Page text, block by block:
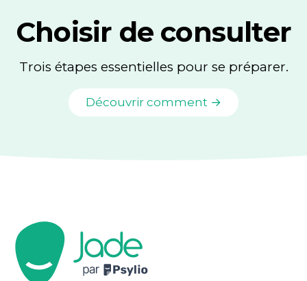
Choisir de consulter
Trois étapes essentielles pour se préparer.
Découvrir comment →